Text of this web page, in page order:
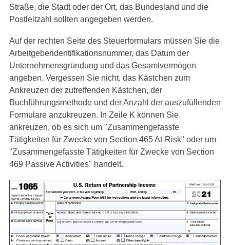
Straße, die Stadt oder der Ort, das Bundesland und die
Postleitzahl sollten angegeben werden.
Auf der rechten Seite des Steuerformulars müssen Sie die
Arbeitgeberidentifikationsnummer, das Datum der
Unternehmensgründung und das Gesamtvermögen
angeben. Vergessen Sie nicht, das Kästchen zum
Ankreuzen der zutreffenden Kästchen, der
Buchführungsmethode und der Anzahl der auszufüllenden
Formulare anzukreuzen. In Zeile K können Sie
ankreuzen, ob es sich um "Zusammengefasste
Tätigkeiten für Zwecke von Section 465 At-Risk" oder um
"Zusammengefasste Tätigkeiten für Zwecke von Section
469 Passive Activities" handelt.